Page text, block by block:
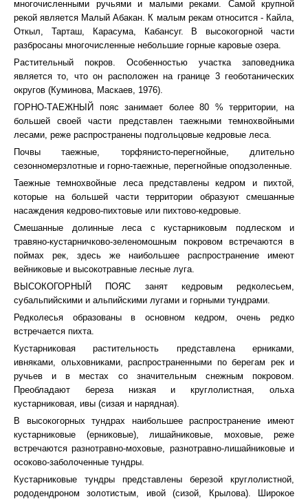
многочисленными ручьями и малыми реками. Самой крупной
рекой является Малый Абакан. К малым рекам относится - Кайла,
Откыл, Тарташ, Карасума, Кабансуг. В высокогорной части
разбросаны многочисленные небольшие горные каровые озера.
Растительный покров. Особенностью участка заповедника
является то, что он расположен на границе 3 геоботанических
округов (Куминова, Маскаев, 1976).
ГОРНО-ТАЕЖНЫЙ пояс занимает более 80 % территории, на
большей своей части представлен таежными темнохвойными
лесами, реже распространены подгольцовые кедровые леса.
Почвы таежные, торфянисто-перегнойные, длительно
сезонномерзлотные и горно-таежные, перегнойные оподзоленные.
Таежные темнохвойные леса представлены кедром и пихтой,
которые на большей части территории образуют смешанные
насаждения кедрово-пихтовые или пихтово-кедровые.
Смешанные долинные леса с кустарниковым подлеском и
травяно-кустарничково-зеленомошным покровом встречаются в
поймах рек, здесь же наибольшее распространение имеют
вейниковые и высокотравные лесные луга.
ВЫСОКОГОРНЫЙ ПОЯС занят кедровым редколесьем,
субальпийскими и альпийскими лугами и горными тундрами.
Редколесья образованы в основном кедром, очень редко
встречается пихта.
Кустарниковая растительность представлена ерниками,
ивняками, ольховниками, распространенными по берегам рек и
ручьев и в местах со значительным снежным покровом.
Преобладают береза низкая и круглолистная, ольха
кустарниковая, ивы (сизая и нарядная).
В высокогорных тундрах наибольшее распространение имеют
кустарниковые (ерниковые), лишайниковые, моховые, реже
встречаются разнотравно-моховые, разнотравно-лишайниковые и
осоково-заболоченные тундры.
Кустарниковые тундры представлены березой круглолистной,
рододендроном золотистым, ивой (сизой, Крылова). Широкое